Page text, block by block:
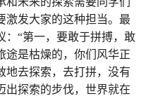
激发大家的这种担当。最
：“第一，要敢于拼搏，敢
途是枯燥的，你们风华正
地去探索，去打拼，没有
出探索的步伐，世界就在